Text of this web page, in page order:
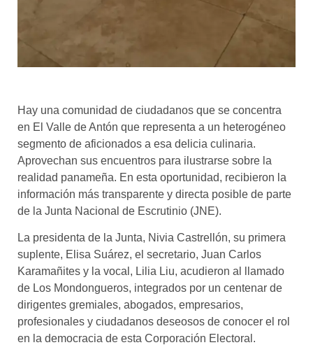
Hay una comunidad de ciudadanos que se concentra
en El Valle de Antón que representa a un heterogéneo
segmento de aficionados a esa delicia culinaria.
Aprovechan sus encuentros para ilustrarse sobre la
realidad panameña. En esta oportunidad, recibieron la
información más transparente y directa posible de parte
de la Junta Nacional de Escrutinio (JNE).
La presidenta de la Junta, Nivia Castrellón, su primera
suplente, Elisa Suárez, el secretario, Juan Carlos
Karamañites y la vocal, Lilia Liu, acudieron al llamado
de Los Mondongueros, integrados por un centenar de
dirigentes gremiales, abogados, empresarios,
profesionales y ciudadanos deseosos de conocer el rol
en la democracia de esta Corporación Electoral.